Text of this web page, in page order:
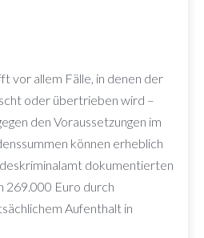
vor allem Fälle, in denen der
oder übertrieben wird –
den Voraussetzungen im
können erheblich
dokumentierten
269.000 Euro durch
Aufenthalt in